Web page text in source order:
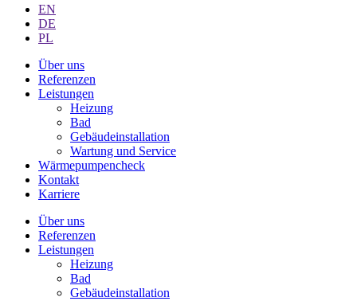
EN
DE
PL
Über uns
Referenzen
Leistungen
Heizung
Bad
Gebäudeinstallation
Wartung und Service
Wärmepumpencheck
Kontakt
Karriere
Über uns
Referenzen
Leistungen
Heizung
Bad
Gebäudeinstallation